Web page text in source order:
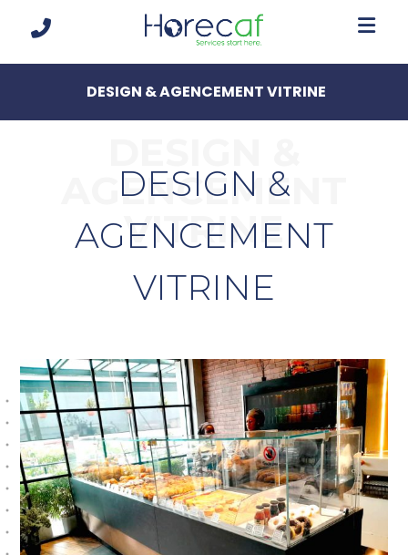
DESIGN & AGENCEMENT VITRINE
AGENCEMENT
VITRINE
DESIGN &
AGENCEMENT
VITRINE